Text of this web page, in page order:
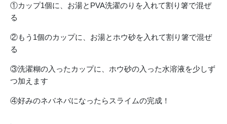
①カップ1個に、お湯とPVA洗濯のりを入れて割り箸で混ぜ
る
②もう1個のカップに、お湯とホウ砂を入れて割り箸で混ぜ
る
③洗濯糊の入ったカップに、ホウ砂の入った水溶液を少しず
つ加えます
④好みのネバネバになったらスライムの完成！